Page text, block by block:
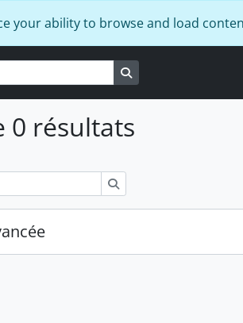
your ability to browse and load
0 résultats